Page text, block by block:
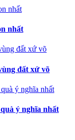
nhất
đất xứ võ
ý nghĩa nhất